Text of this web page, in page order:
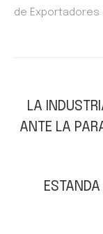
de Exportadores
entre
LA
ANTE LA